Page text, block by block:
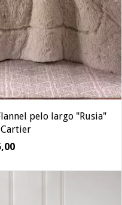
pelo largo "Rusia"